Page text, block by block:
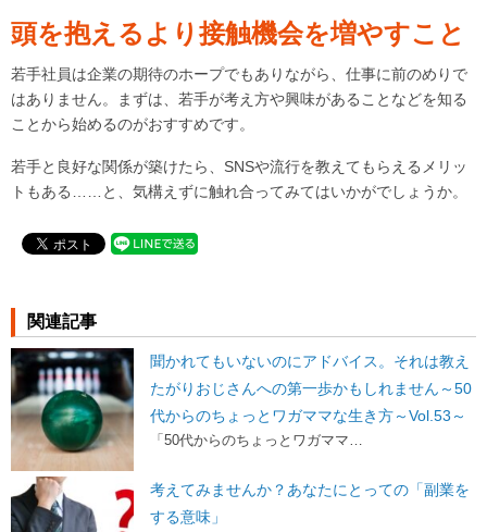
頭を抱えるより接触機会を増やすこと
若手社員は企業の期待のホープでもありながら、仕事に前のめりで
はありません。まずは、若手が考え方や興味があることなどを知る
ことから始めるのがおすすめです。
若手と良好な関係が築けたら、SNSや流行を教えてもらえるメリッ
トもある……と、気構えずに触れ合ってみてはいかがでしょうか。
関連記事
聞かれてもいないのにアドバイス。それは教え
たがりおじさんへの第一歩かもしれません～50
代からのちょっとワガママな生き方～Vol.53～
「50代からのちょっとワガママ…
考えてみませんか？あなたにとっての「副業を
する意味」